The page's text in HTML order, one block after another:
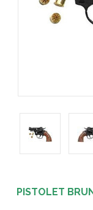
PISTOLET